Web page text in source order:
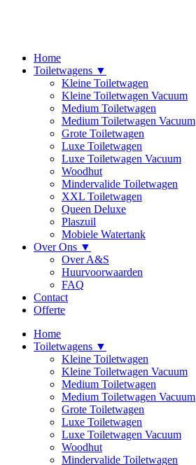
Home
Toiletwagens ▼
Kleine Toiletwagen
Kleine Toiletwagen Vacuum
Medium Toiletwagen
Medium Toiletwagen Vacuum
Grote Toiletwagen
Luxe Toiletwagen
Luxe Toiletwagen Vacuum
Woodhut
Mindervalide Toiletwagen
XXL Toiletwagen
Queen Deluxe
Plaszuil
Mobiele Watertank
Over Ons ▼
Over A&S
Huurvoorwaarden
FAQ
Contact
Offerte
Home
Toiletwagens ▼
Kleine Toiletwagen
Kleine Toiletwagen Vacuum
Medium Toiletwagen
Medium Toiletwagen Vacuum
Grote Toiletwagen
Luxe Toiletwagen
Luxe Toiletwagen Vacuum
Woodhut
Mindervalide Toiletwagen